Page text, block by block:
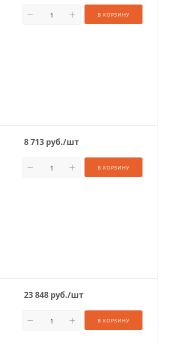
В КОРЗИНУ
8 713 руб./шт
В КОРЗИНУ
23 848 руб./шт
В КОРЗИНУ